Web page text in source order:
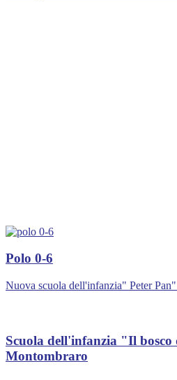
Polo 0-6
Nuova scuola dell'infanzia" Peter
Scuola dell'infanzia "Il bosco
Montombraro